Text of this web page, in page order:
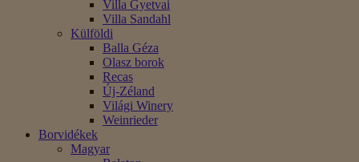
Villa Gyetvai
Villa Sandahl
Külföldi
Balla Géza
Olasz borok
Recas
Új-Zéland
Világi Winery
Weinrieder
Borvidékek
Magyar